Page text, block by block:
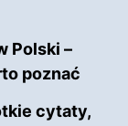
Polski –
poznać
cytaty,